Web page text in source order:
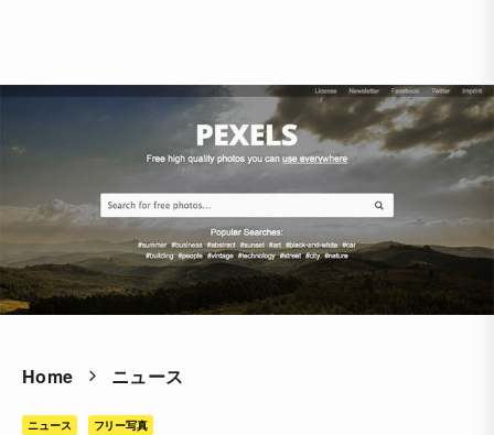
Home ニュース
ニュース フリー写真